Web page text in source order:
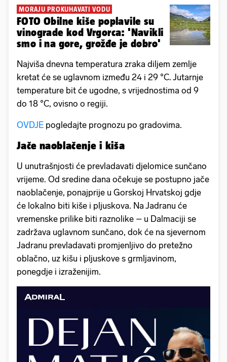
MORAJU PROKUHAVATI VODU
FOTO Obilne kiše poplavile su
vinograde kod Vrgorca: 'Navikli
smo i na gore, grožđe je dobro'
Najviša dnevna temperatura zraka diljem zemlje
kretat će se uglavnom između 24 i 29 °C. Jutarnje
temperature bit će ugodne, s vrijednostima od 9
do 18 °C, ovisno o regiji.
OVDJE pogledajte prognozu po gradovima.
Jače naoblačenje i kiša
U unutrašnjosti će prevladavati djelomice sunčano
vrijeme. Od sredine dana očekuje se postupno jače
naoblačenje, ponajprije u Gorskoj Hrvatskoj gdje
će lokalno biti kiše i pljuskova. Na Jadranu će
vremenske prilike biti raznolike – u Dalmaciji se
zadržava uglavnom sunčano, dok će na sjevernom
Jadranu prevladavati promjenljivo do pretežno
oblačno, uz kišu i pljuskove s grmljavinom,
ponegdje i izraženijim.